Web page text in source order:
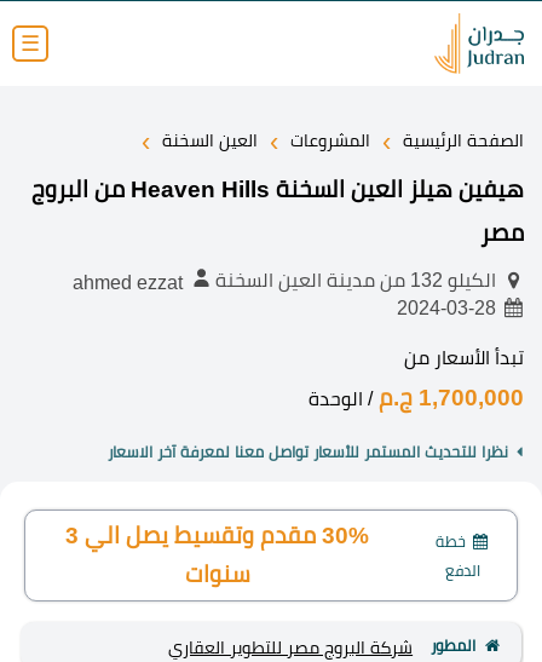
☰
الصفحة الرئيسية › المشروعات › العين السخنة ›
هيفين هيلز العين السخنة Heaven Hills من البروج
مصر
الكيلو 132 من مدينة العين السخنة
ahmed ezzat
2024-03-28
تبدأ الأسعار من
1,700,000 ج.م / الوحدة
نظرا للتحديث المستمر للأسعار تواصل معنا لمعرفة آخر الاسعار
خطة
الدفع
30% مقدم وتقسيط يصل الي 3
سنوات
المطور شركة البروج مصر للتطوير العقاري